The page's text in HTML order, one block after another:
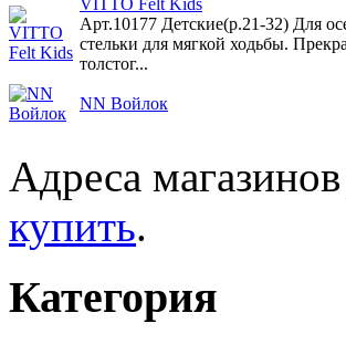
Арт.10177 Детские(р.21-32) Для
стельки для мягкой ходьбы.
толстог...
NN Войлок
Адреса
купить.
Категория